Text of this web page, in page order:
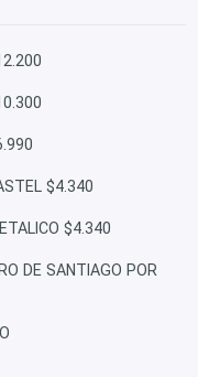
$4.340
$4.340
DE SANTIAGO POR